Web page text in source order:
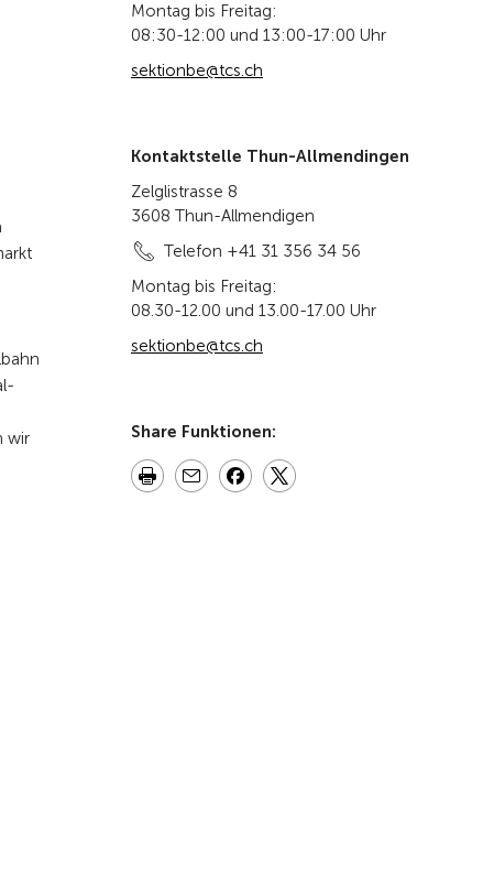
wir
Montag bis Freitag:
08:30-12:00 und 13:00-17:00 Uhr
sektionbe@tcs.ch
Kontaktstelle Thun-Allmendingen
Zelglistrasse 8
3608 Thun-Allmendigen
Telefon +41 31 356 34 56
Montag bis Freitag:
08.30-12.00 und 13.00-17.00 Uhr
sektionbe@tcs.ch
Share Funktionen: